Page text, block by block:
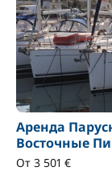
Аренда
Восточные
От 3 501 €